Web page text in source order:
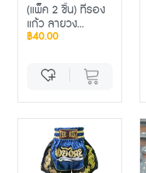
(แพ็ค 2 ชิ้น) ที่รอง
แก้ว ลายวง...
฿40.00